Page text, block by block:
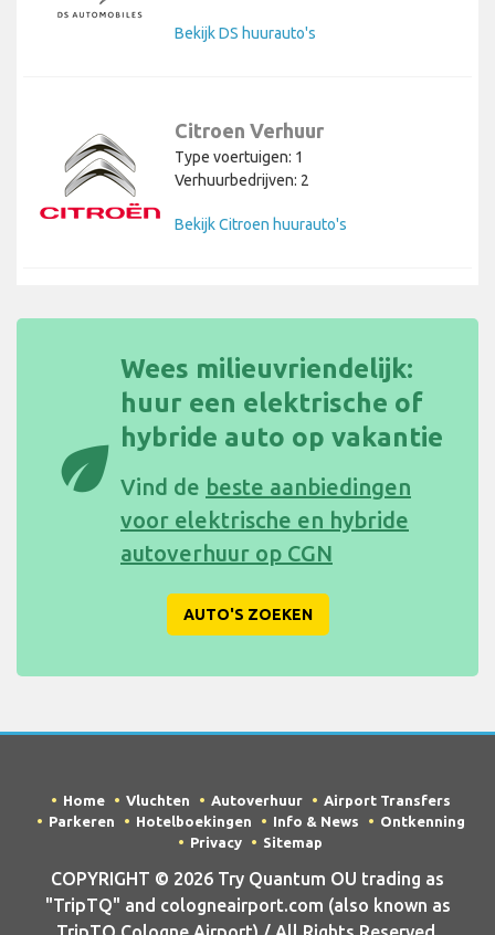
Bekijk DS huurauto's
Citroen Verhuur
Type voertuigen: 1
Verhuurbedrijven: 2
Bekijk Citroen huurauto's
eco
Wees milieuvriendelijk:
huur een elektrische of
hybride auto op vakantie
Vind de beste aanbiedingen
voor elektrische en hybride
autoverhuur op CGN
AUTO'S ZOEKEN
Home Vluchten Autoverhuur
Airport Transfers
Parkeren
Hotelboekingen Info & News
Ontkenning
Privacy
Sitemap
COPYRIGHT © 2026 Try Quantum OU trading as
"TripTQ" and cologneairport.com (also known as